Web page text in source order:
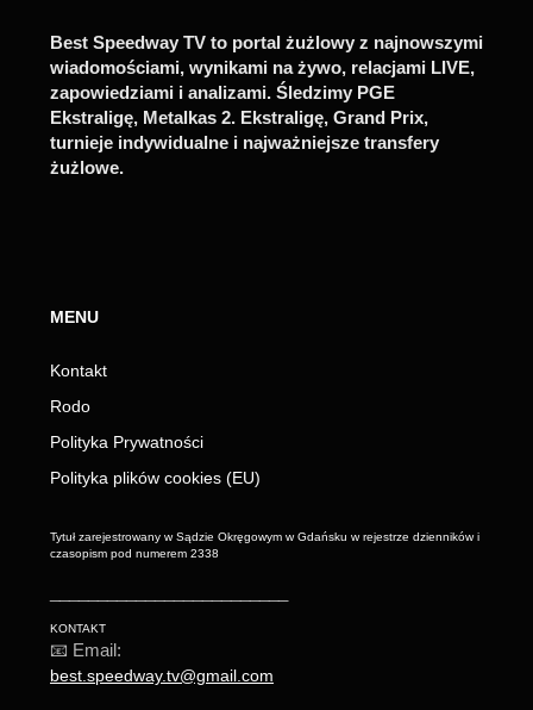
Best Speedway TV to portal żużlowy z najnowszymi
wiadomościami, wynikami na żywo, relacjami LIVE,
zapowiedziami i analizami. Śledzimy PGE
Ekstraligę, Metalkas 2. Ekstraligę, Grand Prix,
turnieje indywidualne i najważniejsze transfery
żużlowe.
MENU
Kontakt
Rodo
Polityka Prywatności
Polityka plików cookies (EU)
Tytuł zarejestrowany w Sądzie Okręgowym w Gdańsku w rejestrze dzienników i
czasopism pod numerem 2338
KONTAKT
📧 Email:
best.speedway.tv@gmail.com